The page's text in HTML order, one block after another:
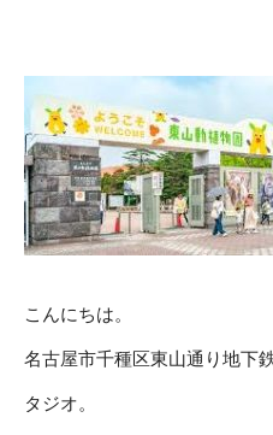
こんにちは。
名古屋市千種区東山通り地下
タジオ。